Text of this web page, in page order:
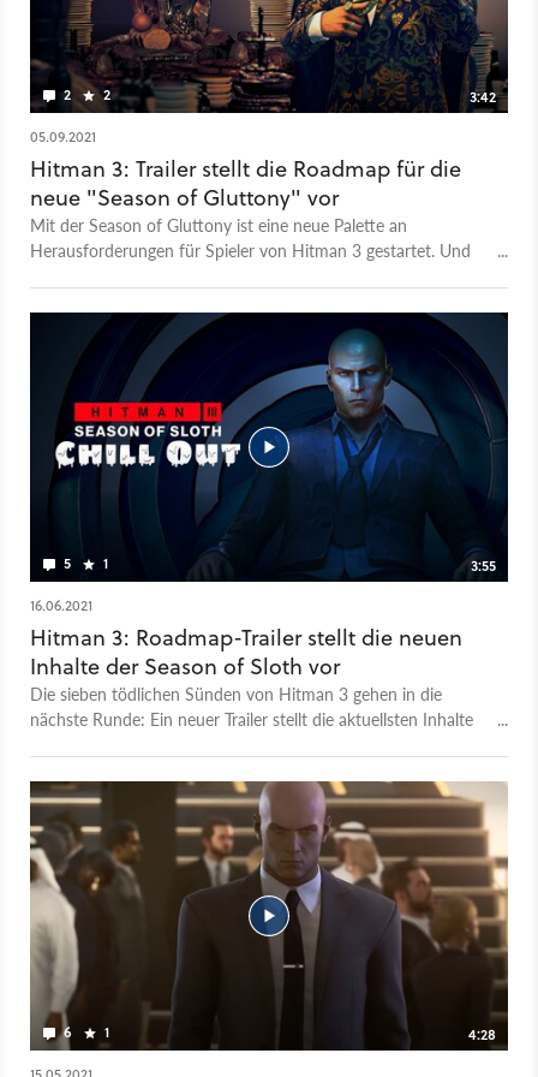
richtige Oldschool Rollenspiel zur falschen Zeit
2 2
3:42
05.09.2021
Hitman 3: Trailer stellt die Roadmap für die
neue "Season of Gluttony" vor
Mit der Season of Gluttony ist eine neue Palette an
Herausforderungen für Spieler von Hitman 3 gestartet. Und
der fünften von insgesamt sieben Todsünden. Wie immer gibt
es neue Ziele für Agent 47 zum Ausschalten - diesmal sind die
sogenannten "Procurers" auf der Dartmoor-Map dran. Und
wie immer habt ihr nur einen einzigen Versuch, um erfolgreich
das Attentat zu absolvieren. Ab dem 3. September habt ihr
zehn Tage lang Zeit, um den Auftrag zu erfüllen - also bis zum
13. September 2021. Außerdem verrät der Trailer zu Season of
Gluttony, wie es sonst mit Hitman 3 weitergeht.
5 1
3:55
16.06.2021
Hitman 3: Roadmap-Trailer stellt die neuen
Inhalte der Season of Sloth vor
Die sieben tödlichen Sünden von Hitman 3 gehen in die
nächste Runde: Ein neuer Trailer stellt die aktuellsten Inhalte
gibt es neue Items und Skins freizuschalten. Alle Infos zu Act
3: Sloth der Seven Deadly Sins von Hitman bekommt ihr auf
der offiziellen Website der Entwickler.
6 1
4:28